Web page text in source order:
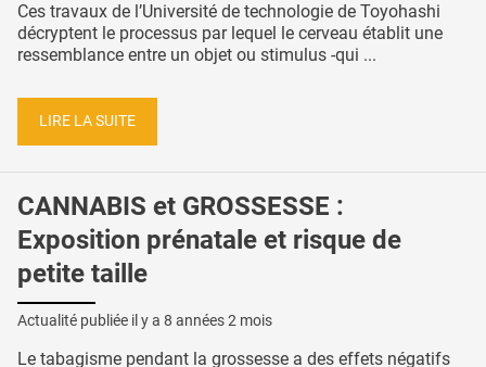
Ces travaux de l’Université de technologie de Toyohashi
décryptent le processus par lequel le cerveau établit une
ressemblance entre un objet ou stimulus -qui ...
LIRE LA SUITE
CANNABIS et GROSSESSE :
Exposition prénatale et risque de
petite taille
Actualité publiée il y a 8 années 2 mois
Le tabagisme pendant la grossesse a des effets négatifs